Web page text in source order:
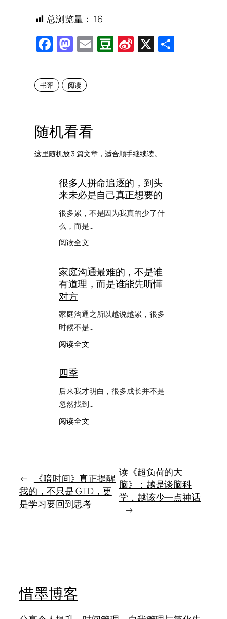
总浏览量： 16
Facebook
Mastodon
EmailDouban
Sina
X
书评 阅读
随机看看
这里随机放 3 篇文章，适合顺手继续读。
很多人拼命追逐的，到头
来未必是自己真正想要的
很多累，不是因为我真的少了什
么，而是…
阅读全文：
人
命
逐
到
头
自
己
正
家庭沟通最难的，不是谁
有道理，而是谁能先听懂
对方
家庭沟通之所以越说越累，很多
时候不是…
阅读全文：
最
难
不
理，
而
是
谁
四季
后来我才明白，很多成长并不是
忽然找到…
阅读全文：
←
《暗时间》真正提醒
我的，不只是 GTD，更
是学习要回到思考
读《超负荷的大
脑》：越是谈脑科
学，越该少一点神话
→
惜墨博客